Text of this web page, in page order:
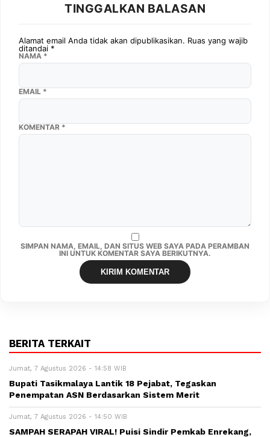
TINGGALKAN BALASAN
Alamat email Anda tidak akan dipublikasikan. Ruas yang wajib
ditandai *
KOMENTAR *
NAMA *
EMAIL *
SIMPAN NAMA, EMAIL, DAN SITUS WEB SAYA PADA PERAMBAN
INI UNTUK KOMENTAR SAYA BERIKUTNYA.
BERITA TERKAIT
Jumat, 7 Agustus 2026 - 14:58 WIB
Bupati Tasikmalaya Lantik 18 Pejabat, Tegaskan
Penempatan ASN Berdasarkan Sistem Merit
Jumat, 7 Agustus 2026 - 14:50 WIB
SAMPAH SERAPAH VIRAL! Puisi Sindir Pemkab Enrekang,